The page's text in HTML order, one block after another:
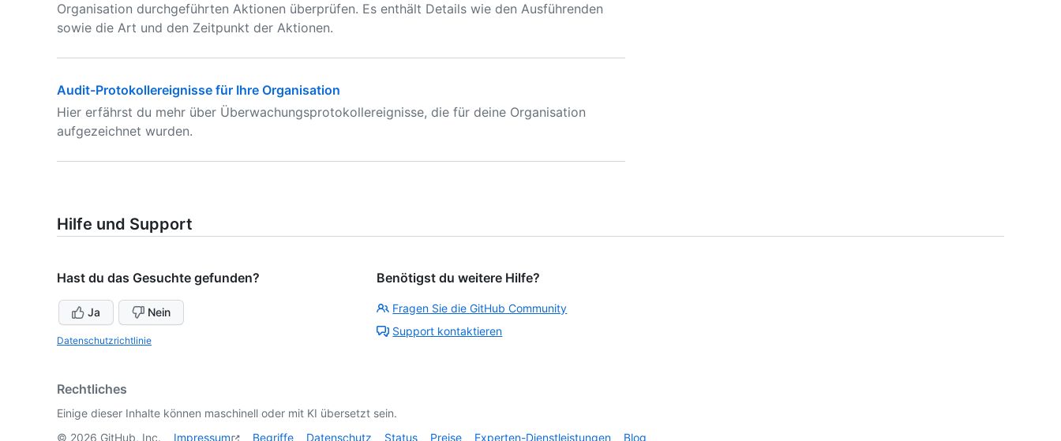
Organisation durchgeführten Aktionen überprüfen. Es enthält Details wie den Ausführenden
sowie die Art und den Zeitpunkt der Aktionen.
Audit-Protokollereignisse für Ihre Organisation
Hier erfährst du mehr über Überwachungsprotokollereignisse, die für deine Organisation
aufgezeichnet wurden.
Hilfe und Support
Hast du das Gesuchte gefunden?
Ja Nein
Datenschutzrichtlinie
Benötigst du weitere Hilfe?
Fragen Sie die GitHub Community
Support kontaktieren
Rechtliches
Einige dieser Inhalte können maschinell oder mit KI übersetzt sein.
© 2026 GitHub, Inc. Impressum Begriffe Datenschutz Status Preise Experten-Dienstleistungen Blog